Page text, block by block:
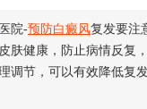
院-预防白癜风复发要注
肤健康，防止病情反复
调节，可以有效降低复